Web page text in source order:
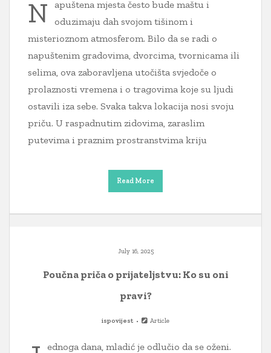
N
apuštena mjesta često bude maštu i
oduzimaju dah svojom tišinom i
misterioznom atmosferom. Bilo da se radi o
napuštenim gradovima, dvorcima, tvornicama ili
selima, ova zaboravljena utočišta svjedoče o
prolaznosti vremena i o tragovima koje su ljudi
ostavili iza sebe. Svaka takva lokacija nosi svoju
priču. U raspadnutim zidovima, zaraslim
putevima i praznim prostranstvima kriju
Read More
July 16, 2025
Poučna priča o prijateljstvu: Ko su oni
pravi?
ispovijest Article
ednoga dana, mladić je odlučio da se oženi.